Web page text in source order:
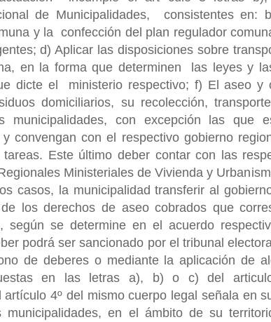
de Municipalidades, consistentes
y la confección del plan regulador
d) Aplicar las disposiciones sobre
en la forma que determinen las leyes y
dicte el ministerio respectivo; f) El aseo y
domiciliarios, su recolección,
municipalidades, con excepción las que
convengan con el respectivo gobierno
tareas. Este último deber contar con las
Ministeriales de Vivienda y
casos, la municipalidad transferir al
los derechos de aseo cobrados que
según se determine en el acuerdo
podrá ser sancionado por el tribunal
de deberes o mediante la aplicación de
en las letras a), b) o c) del
artículo 4º del mismo cuerpo legal señala en
en el ámbito de su